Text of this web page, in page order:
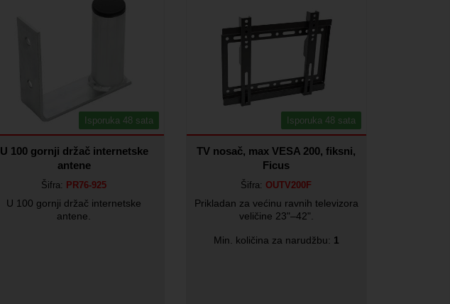
Isporuka 48 sata
U 100 gornji držač internetske
antene
Šifra: PR76-925
U 100 gornji držač internetske
antene.
Isporuka 48 sata
TV nosač, max VESA 200, fiksni,
Ficus
Šifra: OUTV200F
Prikladan za većinu ravnih televizora
veličine 23"–42".
Min. količina za narudžbu: 1